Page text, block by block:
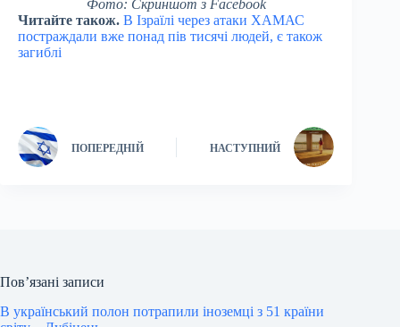
Фото: Скриншот з Facebook
Читайте також. В Ізраїлі через атаки ХАМАС
постраждали вже понад пів тисячі людей, є також
загиблі
ПОПЕРЕДНІЙ НАСТУПНИЙ
Пов’язані записи
В український полон потрапили іноземці з 51 країни